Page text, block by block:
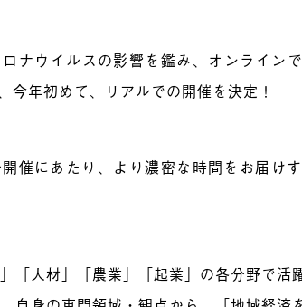
ナウイルスの影響を鑑み、オンライン
今年初めて、リアルでの開催を決定！
催にあたり、より濃密な時間をお届け
」「人材」「農業」「起業」の各分野で